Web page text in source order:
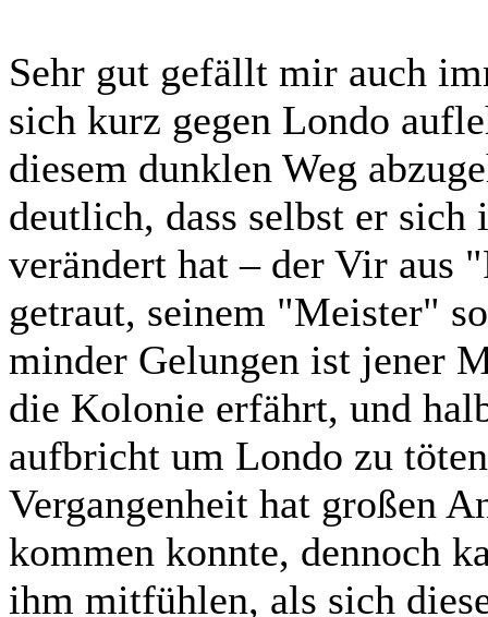
Sehr gut gefällt mir auch
sich kurz gegen Londo
diesem dunklen Weg
deutlich, dass selbst er sich
verändert hat – der Vir aus
getraut, seinem "Meister"
minder Gelungen ist jener
die Kolonie erfährt, und
aufbricht um Londo zu
Vergangenheit hat großen
kommen konnte, dennoch
ihm mitfühlen, als sich